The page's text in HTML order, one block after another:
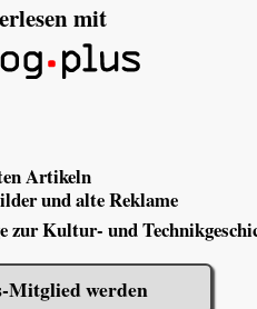
mit
Artikeln
und alte Reklame
Kultur- und
Mitglied werden